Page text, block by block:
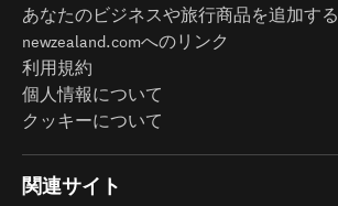
あなたのビジネスや旅行商品を追加する
newzealand.comへのリンク
利用規約
個人情報について
クッキーについて
関連サイト